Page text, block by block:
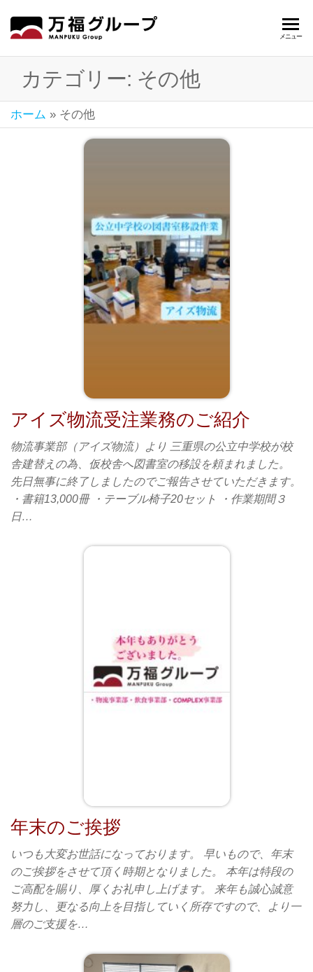
福
グ
ル
ー
県
名
古
屋
不動
(株)
メニュー
カテゴリー: その他
ホーム » その他
アイズ物流受注業務のご紹介
物流事業部（アイズ物流）より 三重県の公立中学校が校
舎建替えの為、仮校舎へ図書室の移設を頼まれました。
先日無事に終了しましたのでご報告させていただきます。
・書籍13,000冊 ・テーブル椅子20セット ・作業期間３
日…
年末のご挨拶
いつも大変お世話になっております。 早いもので、年末
のご挨拶をさせて頂く時期となりました。 本年は特段の
ご高配を賜り、厚くお礼申し上げます。 来年も誠心誠意
努力し、更なる向上を目指していく所存ですので、より一
層のご支援を…